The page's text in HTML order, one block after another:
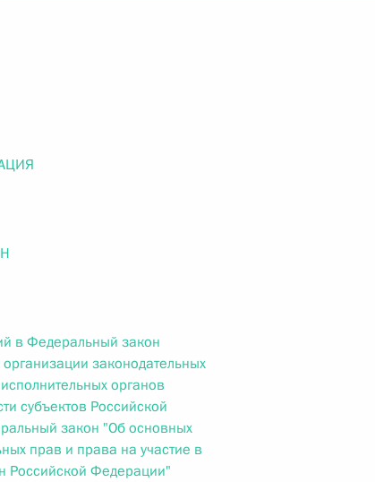
г. № 256-ФЗ
«О присяжных заседателях федеральных судов общей
в Федеральный закон
законодательных
органов
субъектов Российской
закон "Об основных
прав и права на участие в
Российской Федерации"